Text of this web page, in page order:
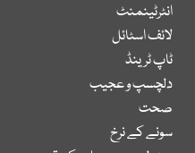
انٹرٹینمنٹ
لائف اسٹائل
ٹاپ ٹرینڈ
دلچسپ و عجیب
صحت
سونے کے نرخ